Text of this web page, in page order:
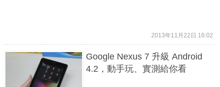
2013年11月22日 16:02
Google Nexus 7 升級 Android
4.2，動手玩、實測給你看